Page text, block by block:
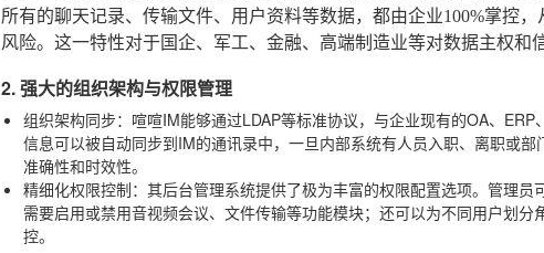
所有的聊天记录、传输文件、用户资料等数据，都由企业100%掌控
风险。这一特性对于国企、军工、金融、高端制造业等对数据主权和
2. 强大的组织架构与权限管理
组织架构同步：喧喧IM能够通过LDAP等标准协议，与企业现有的OA、
信息可以被自动同步到IM的通讯录中，一旦内部系统有人员入职、离职或
准确性和时效性。
精细化权限控制：其后台管理系统提供了极为丰富的权限配置选项。管理
需要启用或禁用音视频会议、文件传输等功能模块；还可以为不同用户划
控。